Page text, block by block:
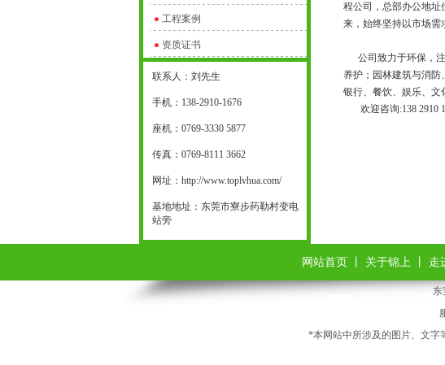
工程案例
资质证书
联系人：刘先生
手机：138-2910-1676
座机：0769-3330 5877
传真：0769-8111 3662
网址：http://www.toplvhua.com/
基地地址：东莞市寮步药勒村变电
站旁
程公司，总部办公地址
来，始终坚持以市场需
公司致力于环保，注
养护；园林建筑与消防
银行、餐饮、娱乐、文
欢迎咨询:138
网站首页 关于锦上 走
东
*本网站中所涉及的图片、文字